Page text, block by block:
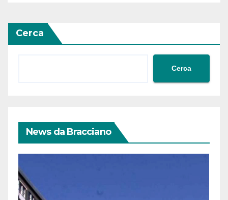
Cerca
Cerca
News da Bracciano